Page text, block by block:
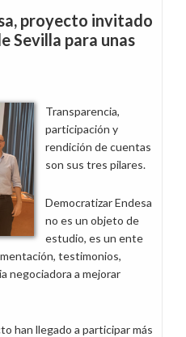
proyecto invitado
Sevilla para unas
Transparencia,
participación y
rendición de cuentas
son sus tres pilares.
Democratizar Endesa
no es un objeto de
estudio, es un ente
testimonios,
negociadora a mejorar
han llegado a participar más